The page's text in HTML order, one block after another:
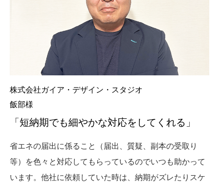
株式会社ガイア・デザイン・スタジオ
飯部様
「短納期でも細やかな対応を してくれる」
省エネの届出に係ること（届出、質疑、副本の受取り
等）を色々と対応してもらっているのでいつも助かって
います。他社に依頼していた時は、納期がズレたりスケ